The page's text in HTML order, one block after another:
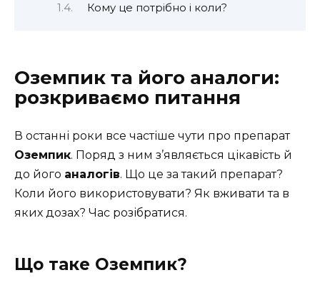
Кому це потрібно і коли?
Оземпик та його аналоги:
розкриваємо питання
В останні роки все частіше чути про препарат
Оземпик. Поряд з ним з’являється цікавість й
до його аналогів. Що це за такий препарат?
Коли його використовувати? Як вживати та в
яких дозах? Час розібратися.
Що таке Оземпик?